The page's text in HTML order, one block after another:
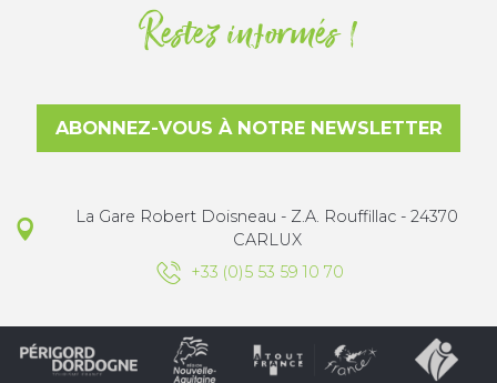
Restez informés !
ABONNEZ-VOUS À NOTRE NEWSLETTER
La Gare Robert Doisneau - Z.A. Rouffillac - 24370
CARLUX
+33 (0)5 53 59 10 70